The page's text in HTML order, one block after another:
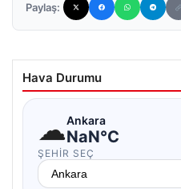
Paylaş:
Hava Durumu
☁Ankara
NaN°C
ŞEHIR SEÇ